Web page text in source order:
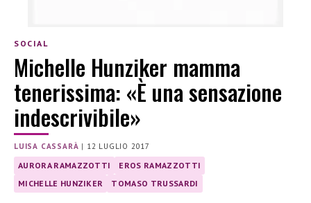
SOCIAL
Michelle Hunziker mamma
tenerissima: «È una sensazione
indescrivibile»
LUISA CASSARÀ | 12 LUGLIO 2017
AURORA RAMAZZOTTI
EROS RAMAZZOTTI
MICHELLE HUNZIKER
TOMASO TRUSSARDI